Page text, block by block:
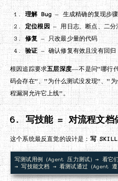
理解 Bug — 生成精确的复现步骤
定位根因 — 用日志、断点、二分
修复
— 只改最少量的代码
验证— 确认修复有效且没有回归
根因追踪要求五层深度——不是问”哪行
码会存在”、”为什么测试没发现”、”
程漏洞允许它上线”。
6. 写技能 = 对流程文档
这个系统最反直觉的设计是： 写
写测试用例（Agent 压力测试）→ 看它们